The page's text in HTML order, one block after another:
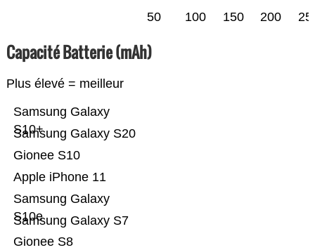
50 100 150 200
Capacité Batterie (mAh)
Plus élevé = meilleur
Gionee S8
Samsung Galaxy S7
Samsung Galaxy
S10e
Apple iPhone 11
Gionee S10
Samsung Galaxy S20
Samsung Galaxy
S10+